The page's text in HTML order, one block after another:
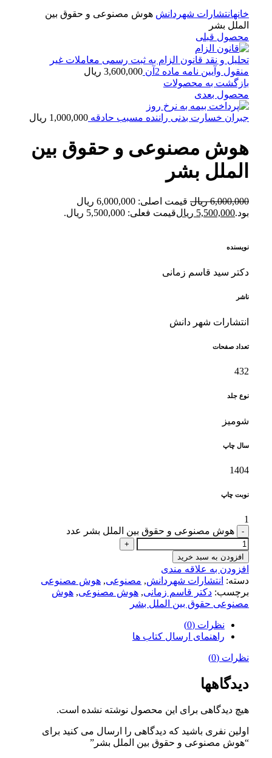
خانهانتشارات شهردانش هوش مصنوعی و حقوق بین
الملل بشر
محصول قبلی
تحلیل و نقد قانون الزام به ثبت رسمی معاملات غیر
منقول وآیین نامه ماده 2آن
3,600,000 ریال
بازگشت به محصولات
محصول بعدی
جبران خسارت بدنی راننده مسبب حادقه 1,000,000 ریال
هوش مصنوعی و حقوق بین
الملل بشر
6,000,000 ریال
قیمت اصلی: 6,000,000 ریال
بود.5,500,000 ریالقیمت فعلی: 5,500,000 ریال.
نویسنده
دکتر سید قاسم زمانی
ناشر
انتشارات شهر دانش
تعداد صفحات
432
نوع جلد
شومیز
سال چاپ
1404
نوبت چاپ
1
هوش مصنوعی و حقوق بین الملل بشر عدد
افزودن به سبد خرید
افزودن به علاقه مندی
دسته: انتشارات شهردانش, مصنوعی, هوش مصنوعی
برچسب: دکتر قاسم زمانی, هوش مصنوعی, هوش
مصنوعی حقوق بین الملل بشر
نظرات (0)
راهنمای ارسال کتاب ها
نظرات (0)
دیدگاهها
هیچ دیدگاهی برای این محصول نوشته نشده است.
اولین نفری باشید که دیدگاهی را ارسال می کنید برای
“هوش مصنوعی و حقوق بین الملل بشر”